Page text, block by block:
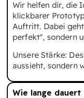
Wir helfen dir, die
klickbarer
Auftritt. Dabei
perfekt", sondern
Unsere Stärke:
aussieht, sondern
Wie lange dauert